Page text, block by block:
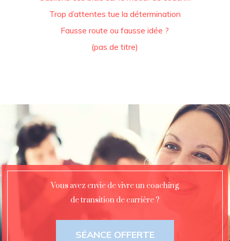
Trop d’attentes tue la détermination
Fausse route ou fausse idée ?
(pas de titre)
Vous avez envie de vivre un coaching
de transition de carrière ?
SÉANCE OFFERTE